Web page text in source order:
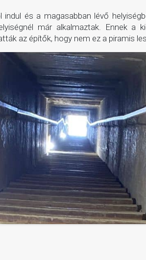
és a magasabban lévő
már alkalmaztak. Ennek a
az építők, hogy nem ez a piramis